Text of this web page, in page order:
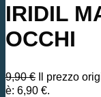
IRIDIL
OCCHI
9,90€ Il prezzo
è: 6,90 €.